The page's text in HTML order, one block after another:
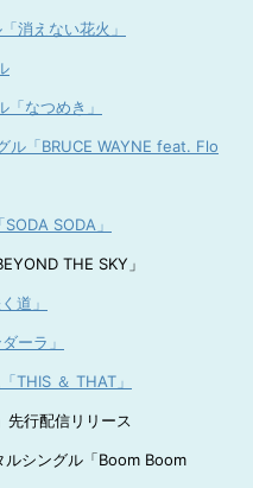
消えない花火」
なつめき」
ル「BRUCE WAYNE feat. Flo
SODA」
THE SKY」
道」
ーラ」
THIS ＆ THAT」
先行配信リリース
ルシングル「Boom Boom